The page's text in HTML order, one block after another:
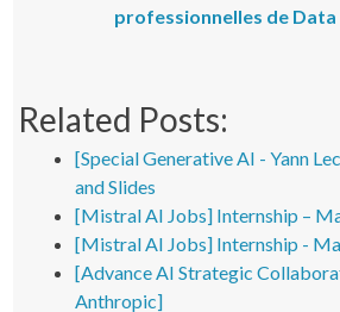
professionnelles de
Related Posts:
[Special Generative AI - Yann
and Slides
[Mistral AI Jobs] Internship –
[Mistral AI Jobs] Internship -
[Advance AI Strategic
Anthropic]